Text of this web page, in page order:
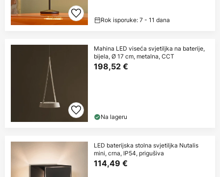
Rok isporuke: 7 - 11 dana
Mahina LED viseća svjetiljka na baterije,
bijela, Ø 17 cm, metalna, CCT
198,52 €
Na lageru
LED baterijska stolna svjetiljka Nutalis
mini, crna, IP54, prigušiva
114,49 €